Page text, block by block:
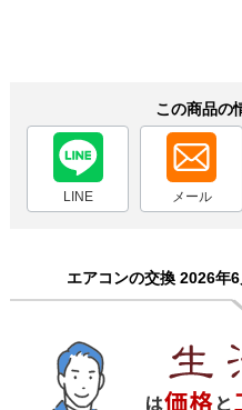
この商品の
LINE メール
エアコンの交換 2026年